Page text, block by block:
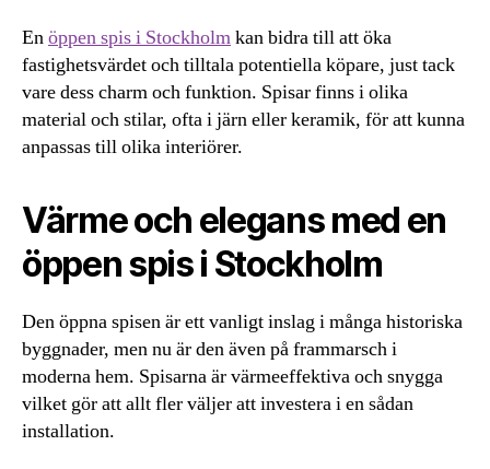
Enöppen spis i Stockholmkan bidra till att öka
fastighetsvärdet och tilltala potentiella köpare, just tack
vare dess charm och funktion. Spisar finns i olika
material och stilar, ofta i järn eller keramik, för att kunna
anpassas till olika interiörer.
Värme och elegans med en
öppen spis i Stockholm
Den öppna spisen är ett vanligt inslag i många historiska
byggnader, men nu är den även på frammarsch i
moderna hem. Spisarna är värmeeffektiva och snygga
vilket gör att allt fler väljer att investera i en sådan
installation.